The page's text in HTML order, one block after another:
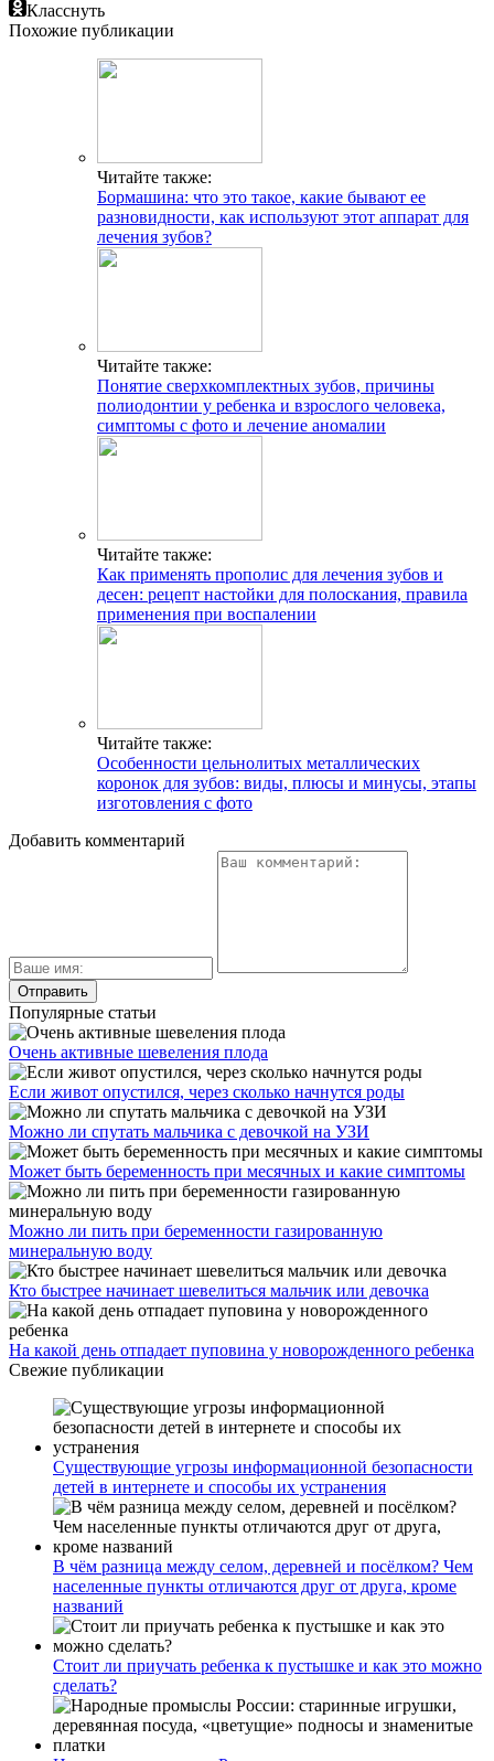
Класснуть
Похожие публикации
Читайте также:
Бормашина: что это такое, какие бывают ее
разновидности, как используют этот аппарат для
лечения зубов?
Читайте также:
Понятие сверхкомплектных зубов, причины
полиодонтии у ребенка и взрослого человека,
симптомы с фото и лечение аномалии
Читайте также:
Как применять прополис для лечения зубов и
десен: рецепт настойки для полоскания, правила
применения при воспалении
Читайте также:
Особенности цельнолитых металлических
коронок для зубов: виды, плюсы и минусы, этапы
изготовления с фото
Добавить комментарий
Популярные статьи
Очень активные шевеления плода
Если живот опустился, через сколько начнутся роды
Можно ли спутать мальчика с девочкой на УЗИ
Может быть беременность при месячных и какие симптомы
Можно ли пить при беременности газированную
минеральную воду
Кто быстрее начинает шевелиться мальчик или девочка
На какой день отпадает пуповина у новорожденного ребенка
Свежие публикации
Существующие угрозы информационной безопасности
детей в интернете и способы их устранения
В чём разница между селом, деревней и посёлком? Чем
населенные пункты отличаются друг от друга, кроме
названий
Стоит ли приучать ребенка к пустышке и как это можно
сделать?